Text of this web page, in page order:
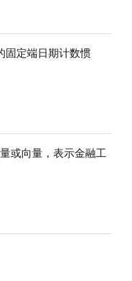
固定端日期计数惯
或向量，表示金融工